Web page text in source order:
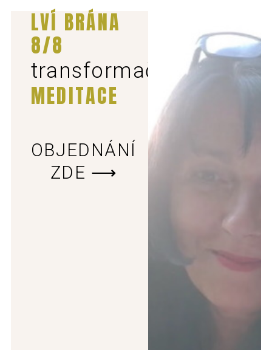
LVÍ BRÁNA
8/8
transformační
MEDITACE
OBJEDNÁNÍ
ZDE ⟶